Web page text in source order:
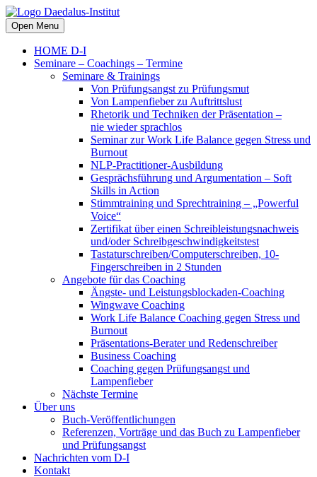
Open Menu
HOME D-I
Seminare – Coachings – Termine
Seminare & Trainings
Von Prüfungsangst zu Prüfungsmut
Von Lampenfieber zu Auftrittslust
Rhetorik und Techniken der Präsentation –
nie wieder sprachlos
Seminar zur Work Life Balance gegen Stress und
Burnout
NLP-Practitioner-Ausbildung
Gesprächsführung und Argumentation – Soft
Skills in Action
Stimmtraining und Sprechtraining – „Powerful
Voice“
Zertifikat über einen Schreibleistungsnachweis
und/oder Schreibgeschwindigkeitstest
Tastaturschreiben/Computerschreiben, 10-
Fingerschreiben in 2 Stunden
Angebote für das Coaching
Ängste- und Leistungsblockaden-Coaching
Wingwave Coaching
Work Life Balance Coaching gegen Stress und
Burnout
Präsentations-Berater und Redenschreiber
Business Coaching
Coaching gegen Prüfungsangst und
Lampenfieber
Nächste Termine
Über uns
Buch-Veröffentlichungen
Referenzen, Vorträge und das Buch zu Lampenfieber
und Prüfungsangst
Nachrichten vom D-I
Kontakt